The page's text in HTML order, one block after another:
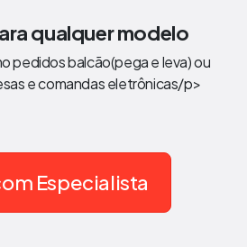
qualquer modelo
pedidos balcão(pega e leva) ou
e comandas eletrônicas/p>
Especialista